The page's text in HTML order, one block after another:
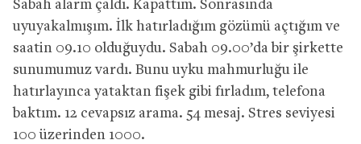
Sabah alarm çaldı. Kapattım. Sonrasında
uyuyakalmışım. İlk hatırladığım gözümü açtığım ve
saatin 09.10 olduğuydu. Sabah 09.00’da bir şirkette
sunumumuz vardı. Bunu uyku mahmurluğu ile
hatırlayınca yataktan fişek gibi fırladım, telefona
baktım. 12 cevapsız arama. 54 mesaj. Stres seviyesi
100 üzerinden 1000.